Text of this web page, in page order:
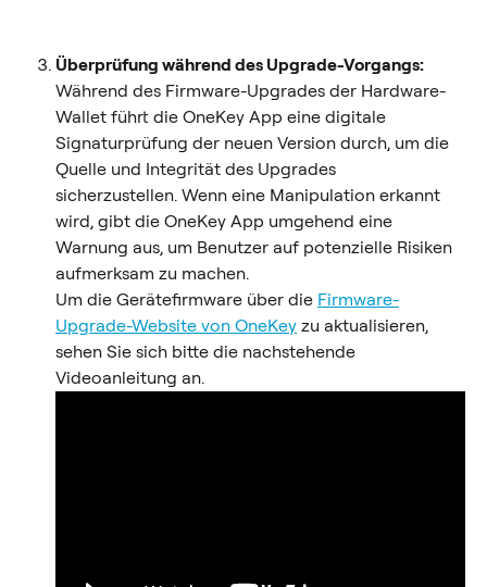
Überprüfung während des Upgrade-Vorgangs:
Während des Firmware-Upgrades der Hardware-
Wallet führt die OneKey App eine digitale
Signaturprüfung der neuen Version durch, um die
Quelle und Integrität des Upgrades
sicherzustellen. Wenn eine Manipulation erkannt
wird, gibt die OneKey App umgehend eine
Warnung aus, um Benutzer auf potenzielle Risiken
aufmerksam zu machen.
Um die Gerätefirmware über die Firmware-
Upgrade-Website von OneKey zu aktualisieren,
sehen Sie sich bitte die nachstehende
Videoanleitung an.